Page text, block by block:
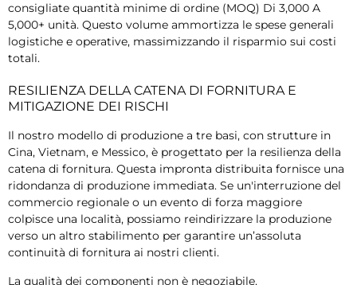
consigliate quantità minime di ordine (MOQ) Di 3,000 A
5,000+ unità. Questo volume ammortizza le spese generali
logistiche e operative, massimizzando il risparmio sui costi
totali.
RESILIENZA DELLA CATENA DI FORNITURA E
MITIGAZIONE DEI RISCHI
Il nostro modello di produzione a tre basi, con strutture in
Cina, Vietnam, e Messico, è progettato per la resilienza della
catena di fornitura. Questa impronta distribuita fornisce una
ridondanza di produzione immediata. Se un'interruzione del
commercio regionale o un evento di forza maggiore
colpisce una località, possiamo reindirizzare la produzione
verso un altro stabilimento per garantire un’assoluta
continuità di fornitura ai nostri clienti.
La qualità dei componenti non è negoziabile,